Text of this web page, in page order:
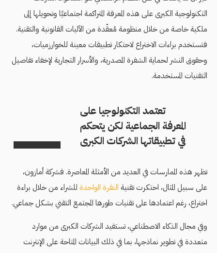
التكنولوجية الكبرى على هذه المعرفة المتراكمة اجتماعيًا وتحويلها إلى
ملكية خاصة من خلال منظومة مُعقّدة من الآليات القانونية والتقنية.
فتستخدم براءات الاختراع لاحتكار تطبيقات معينة للخوارزميات،
وحقوق النشر لحماية الشفرة المصدرية، والأسرار التجارية لإخفاء تفاصيل
التقنيات المستخدمة.
تعتمد التكنولوجيا على
المعرفة الجماعية لكن يتحكم
في تطبيقاتها الشركات الكبرى
تظهر هذه الممارسات في العديد من الأمثلة المعاصرة. فشركة أمازون،
على سبيل المثال، احتكرت تقنية النقرة الواحدة للشراء من خلال براءة
اختراع، رغم اعتمادها على تقنيات طورها المجتمع التقني بشكل جماعي.
وفي مجال الذكاء الاصطناعي، تستفيد الشركات الكبرى من موارد
متعددة في تطوير نماذجها، بما في ذلك البيانات المتاحة على الإنترنت